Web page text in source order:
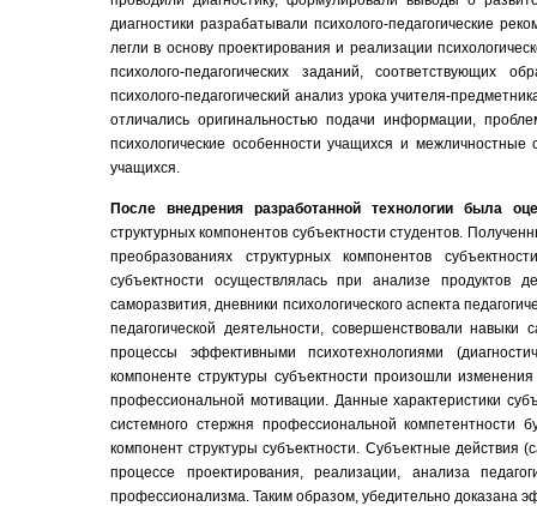
диагностики разрабатывали психолого-педагогические
легли в основу проектирования и реализации
психолого-педагогических заданий, соответствующих
психолого-педагогический анализ урока учителя-
отличались оригинальностью подачи информации,
психологические особенности учащихся и
учащихся.
После внедрения разработанной технологии была
структурных компонентов субъектности студентов.
преобразованиях структурных компонентов
субъектности осуществлялась при анализе продуктов
саморазвития, дневники психологического аспекта
педагогической деятельности, совершенствовали
процессы эффективными психотехнологиями
компоненте структуры субъектности произошли
профессиональной мотивации. Данные характеристики
системного стержня профессиональной компетентности
компонент структуры субъектности. Субъектные
процессе проектирования, реализации, анализа
профессионализма. Таким образом, убедительно доказана